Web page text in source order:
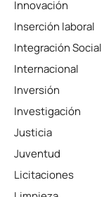
Innovación
Inserción laboral
Integración Social
Internacional
Inversión
Investigación
Justicia
Juventud
Licitaciones